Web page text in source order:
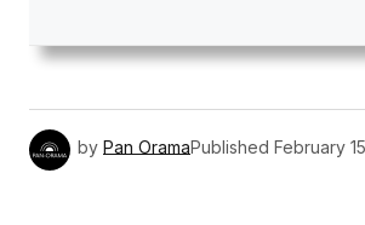
by Pan OramaPublished February